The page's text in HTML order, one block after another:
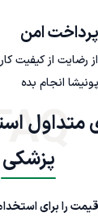
رضایت از کیفیت
انجام بده
پزشکی
قیمت را برای